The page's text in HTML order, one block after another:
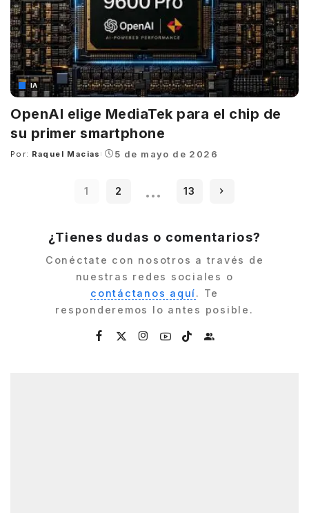
IA
OpenAI elige MediaTek para el chip de
su primer smartphone
Posted
Por: Raquel Macias 5 de mayo de 2026
1 2 … 13
¿Tienes dudas o comentarios?
Conéctate con nosotros a través de
nuestras redes sociales o
contáctanos aquí. Te
responderemos lo antes posible.